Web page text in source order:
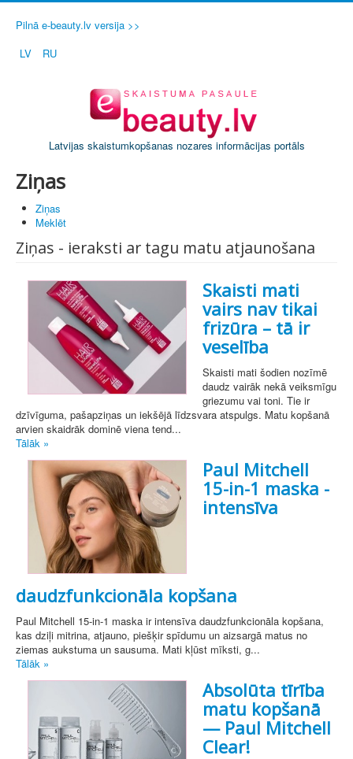
Pilnā e-beauty.lv versija >>
LV
RU
Latvijas skaistumkopšanas nozares informācijas portāls
Ziņas
Ziņas
Meklēt
Ziņas - ieraksti ar tagu matu atjaunošana
Skaisti mati
vairs nav tikai
frizūra – tā ir
veselība
Skaisti mati šodien nozīmē
daudz vairāk nekā veiksmīgu
griezumu vai toni. Tie ir
dzīvīguma, pašapziņas un iekšējā līdzsvara atspulgs. Matu kopšanā
arvien skaidrāk dominē viena tend...
Tālāk »
Paul Mitchell
15-in-1 maska -
intensīva
daudzfunkcionāla kopšana
Paul Mitchell 15-in-1 maska ir intensīva daudzfunkcionāla kopšana,
kas dziļi mitrina, atjauno, piešķir spīdumu un aizsargā matus no
ziemas aukstuma un sausuma. Mati kļūst mīksti, g...
Tālāk »
Absolūta tīrība
matu kopšanā
— Paul Mitchell
Clear!